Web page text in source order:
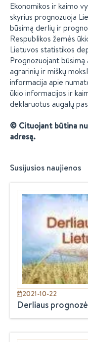
Ekonomikos ir kaimo
skyrius prognozuoja
būsimą derlių ir
Respublikos žemės
Lietuvos statistikos
Prognozuojant
agrarinių ir miškų
informacija apie
ūkio informacijos ir
deklaruotus augalų
© Cituojant būtina
adresą.
Susijusios naujienos
2021-10-22
Derliaus